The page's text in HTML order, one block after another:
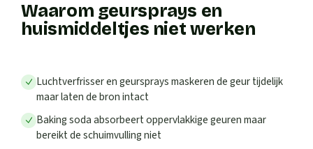
Waarom geursprays en
huismiddeltjes niet werken
Luchtverfrisser en geursprays maskeren de geur tijdelijk
maar laten de bron intact
Baking soda absorbeert oppervlakkige geuren maar
bereikt de schuimvulling niet